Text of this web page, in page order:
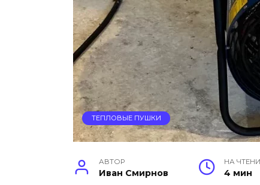
ТЕПЛОВЫЕ ПУШКИ
АВТОР
Иван Смирнов
НА
4 мин